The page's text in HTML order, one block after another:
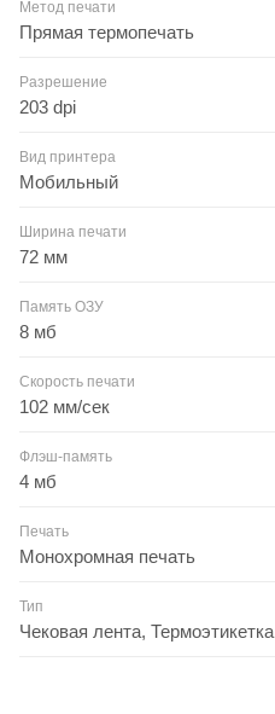
Метод печати
Прямая термопечать
Разрешение
203 dpi
Вид принтера
Мобильный
Ширина печати
72 мм
Память ОЗУ
8 мб
Скорость печати
102 мм/сек
Флэш-память
4 мб
Печать
Монохромная печать
Тип
Чековая лента, Термоэтикетка